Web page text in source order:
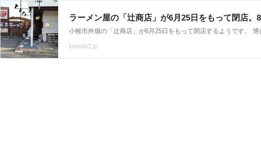
ラーメン屋の「辻商店」が6月25日をもって閉店
komaki2.jp